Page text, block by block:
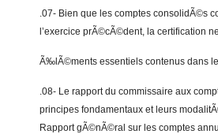
.07- Bien que les comptes consolidÃ©s
l’exercice prÃ©cÃ©dent, la certification
Ã‰lÃ©ments essentiels contenus dans
.08- Le rapport du commissaire aux
principes fondamentaux et leurs
Rapport gÃ©nÃ©ral sur les comptes